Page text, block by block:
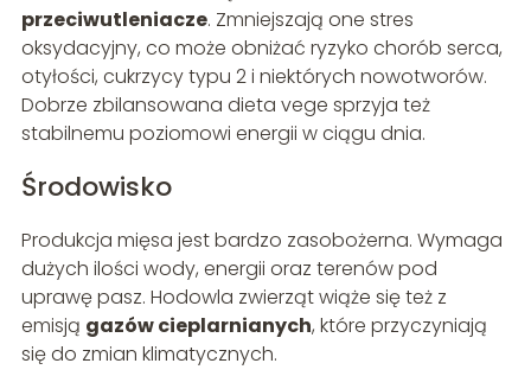
przeciwutleniacze. Zmniejszają one stres
oksydacyjny, co może obniżać ryzyko chorób serca,
otyłości, cukrzycy typu 2 i niektórych nowotworów.
Dobrze zbilansowana dieta vege sprzyja też
stabilnemu poziomowi energii w ciągu dnia.
Środowisko
Produkcja mięsa jest bardzo zasobożerna. Wymaga
dużych ilości wody, energii oraz terenów pod
uprawę pasz. Hodowla zwierząt wiąże się też z
emisją gazów cieplarnianych, które przyczyniają
się do zmian klimatycznych.